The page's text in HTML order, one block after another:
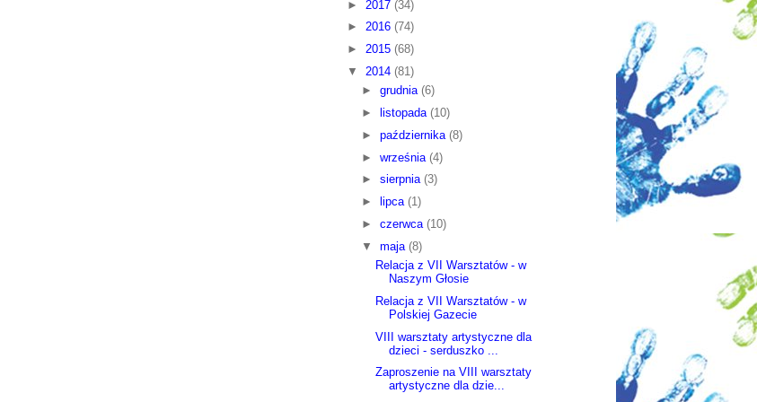
► 2017 (34)
► 2016 (74)
► 2015 (68)
▼ 2014 (81)
► grudnia (6)
►
listopada (10)
► października (8)
► września (4)
► sierpnia (3)
►
lipca (1)
► czerwca (10)
▼ maja (8)
Relacja z VII Warsztatów - w
Naszym Głosie
Relacja z VII Warsztatów - w
Polskiej Gazecie
VIII warsztaty artystyczne dla
dzieci - serduszko ...
Zaproszenie na VIII warsztaty
artystyczne dla dzie...